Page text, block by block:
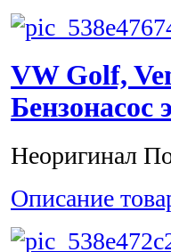
VW Golf,
Бензонасос
Неоригинал
Описание